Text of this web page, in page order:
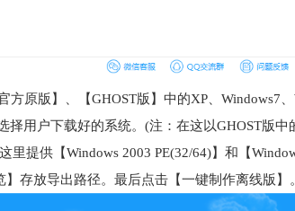
原版】、【GHOST版】中的XP、Windows7、
用户下载好的系统。(注：在这以GHOST版中
提供【Windows 2003 PE(32/64)】和【
存放导出路径。最后点击【一键制作离线版】。